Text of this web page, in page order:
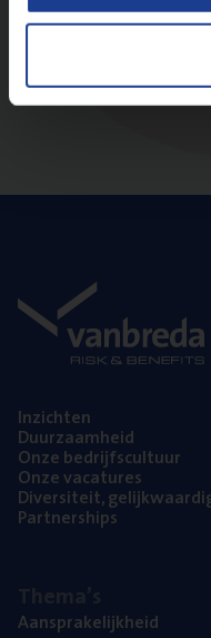
Inzich­ten
Duur­zaam­heid
Onze bedrijfs­cul­tuur
Onze vaca­tu­res
Diver­si­teit,
Part­ner­ships
Aan­spra­ke­lijk­heid